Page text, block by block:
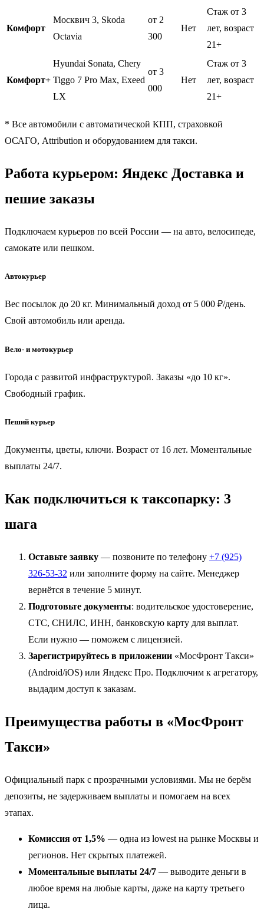
Комфорт
Mосквич 3, Skoda
Octavia
от 2
300
Нет
Стаж от 3
лет, возраст
21+
Комфорт+
Hyundai Sonata, Chery
Tiggo 7 Pro Max, Exeed
LX
от 3
000
Нет
Стаж от 3
лет, возраст
21+
* Все автомобили с автоматической КПП, страховкой
ОСАГО, Attribution и оборудованием для такси.
Работа курьером: Яндекс Доставка и
пешие заказы
Подключаем курьеров по всей России — на авто, велосипеде,
самокате или пешком.
Автокурьер
Вес посылок до 20 кг. Минимальный доход от 5 000 ₽/день.
Свой автомобиль или аренда.
Вело- и мотокурьер
Города с развитой инфраструктурой. Заказы «до 10 кг».
Свободный график.
Пеший курьер
Документы, цветы, ключи. Возраст от 16 лет. Моментальные
выплаты 24/7.
Как подключиться к таксопарку: 3
шага
Оставьте заявку — позвоните по телефону +7 (925)
326-53-32 или заполните форму на сайте. Менеджер
вернётся в течение 5 минут.
Подготовьте документы: водительское удостоверение,
СТС, СНИЛС, ИНН, банковскую карту для выплат.
Если нужно — поможем с лицензией.
Зарегистрируйтесь в приложении «МосФронт Такси»
(Android/iOS) или Яндекс Про. Подключим к агрегатору,
выдадим доступ к заказам.
Преимущества работы в «МосФронт
Такси»
Официальный парк с прозрачными условиями. Мы не берём
депозиты, не задерживаем выплаты и помогаем на всех
этапах.
Комиссия от 1,5% — одна из lowest на рынке Москвы и
регионов. Нет скрытых платежей.
Моментальные выплаты 24/7 — выводите деньги в
любое время на любые карты, даже на карту третьего
лица.